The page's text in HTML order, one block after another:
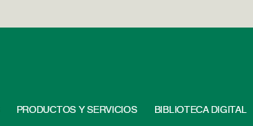
PRODUCTOS Y SERVICIOS BIBLIOTECA DIGITAL